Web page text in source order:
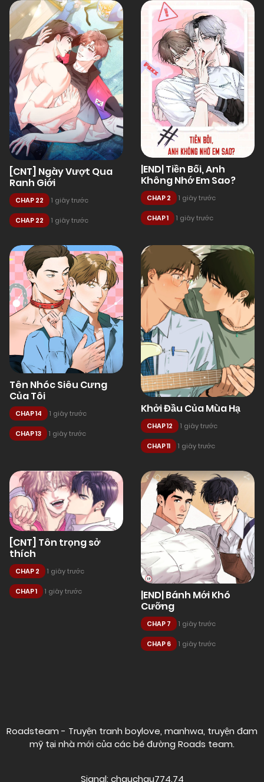
[CNT] Ngày Vượt Qua
Ranh Giới
CHAP 22 1 giây trước
CHAP 22 1 giây trước
|END| Tiền Bối, Anh
Không Nhớ Em Sao?
CHAP 2 1 giây trước
CHAP 1 1 giây trước
Tên Nhóc Siêu Cưng
Của Tôi
CHAP 14 1 giây trước
CHAP 13 1 giây trước
Khởi Đầu Của Mùa Hạ
CHAP 12 1 giây trước
CHAP 11 1 giây trước
[CNT] Tôn trọng sở
thích
CHAP 2 1 giây trước
CHAP 1 1 giây trước
|END| Bánh Mới Khó
Cưỡng
CHAP 7 1 giây trước
CHAP 6 1 giây trước
Roadsteam - Truyện tranh boylove, manhwa, truyện đam
mỹ tại nhà mới của các bé đường Roads team.
Signal: chauchau774.74